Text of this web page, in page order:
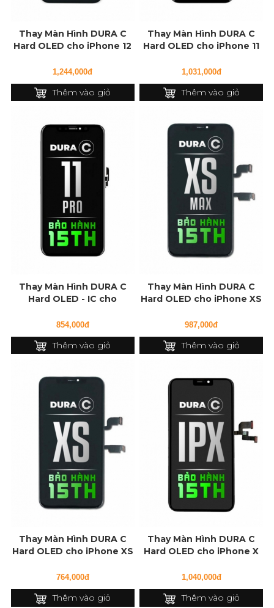
Thay Màn Hình DURA C
Hard OLED cho iPhone 12
1,244,000đ
Thêm vào giỏ
Thay Màn Hình DURA C
Hard OLED cho iPhone 11
1,031,000đ
Thêm vào giỏ
Thay Màn Hình DURA C
Hard OLED - IC cho
854,000đ
Thêm vào giỏ
Thay Màn Hình DURA C
Hard OLED cho iPhone XS
987,000đ
Thêm vào giỏ
Thay Màn Hình DURA C
Hard OLED cho iPhone XS
764,000đ
Thêm vào giỏ
Thay Màn Hình DURA C
Hard OLED cho iPhone X
1,040,000đ
Thêm vào giỏ